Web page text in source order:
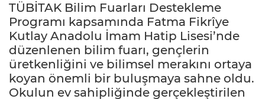
TÜBİTAK Bilim Fuarları Destekleme
Programı kapsamında Fatma Fikrîye
Kutlay Anadolu İmam Hatip Lisesi’nde
düzenlenen bilim fuarı, gençlerin
üretkenliğini ve bilimsel merakını ortaya
koyan önemli bir buluşmaya sahne oldu.
Okulun ev sahipliğinde gerçekleştirilen